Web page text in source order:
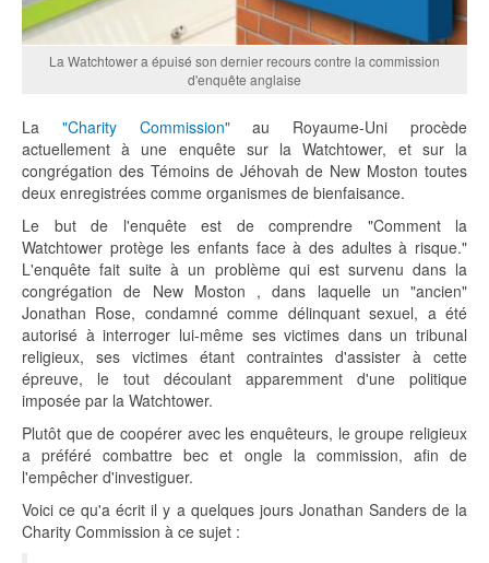
La Watchtower a épuisé son dernier recours contre la commission
d'enquête anglaise
La "Charity Commission"au Royaume-Uni procède
actuellement à une enquête sur la Watchtower, et sur la
congrégation des Témoins de Jéhovah de New Moston toutes
deux enregistrées comme organismes de bienfaisance.
Le but de l'enquête est de comprendre "Comment la
Watchtower protège les enfants face à des adultes à risque."
L'enquête fait suite à un problème qui est survenu dans la
congrégation de New Moston , dans laquelle un "ancien"
Jonathan Rose, condamné comme délinquant sexuel, a été
autorisé à interroger lui-même ses victimes dans un tribunal
religieux, ses victimes étant contraintes d'assister à cette
épreuve, le tout découlant apparemment d'une politique
imposée par la Watchtower.
Plutôt que de coopérer avec les enquêteurs, le groupe religieux
a préféré combattre bec et ongle la commission, afin de
l'empêcher d'investiguer.
Voici ce qu'a écrit il y a quelques jours Jonathan Sanders de la
Charity Commission à ce sujet :